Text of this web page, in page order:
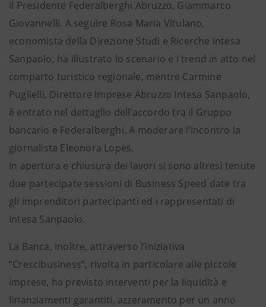
il Presidente Federalberghi Abruzzo, Giammarco
Giovannelli. A seguire Rosa Maria Vitulano,
economista della Direzione Studi e Ricerche Intesa
Sanpaolo, ha illustrato lo scenario e i trend in atto nel
comparto turistico regionale, mentre Carmine
Puglielli, Direttore Imprese Abruzzo Intesa Sanpaolo,
è entrato nel dettaglio dell’accordo tra il Gruppo
bancario e Federalberghi. A moderare l’incontro la
giornalista Eleonora Lopes.
In apertura e chiusura dei lavori si sono altresì tenute
due partecipate sessioni di Business Speed date tra
gli imprenditori partecipanti ed i rappresentati di
Intesa Sanpaolo.
La Banca, inoltre, attraverso l’iniziativa
“Crescibusiness”, rivolta in particolare alle piccole
imprese, ha previsto interventi per la liquidità e
finanziamenti garantiti, azzeramento per un anno